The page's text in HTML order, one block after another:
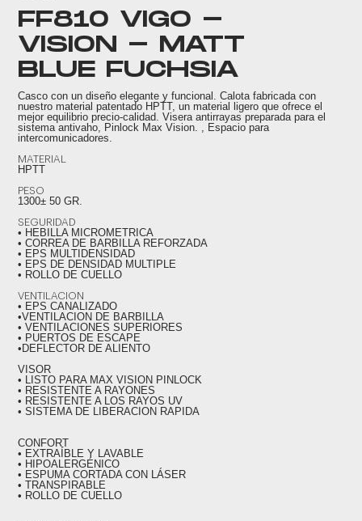
FF810 VIGO -
VISION - MATT
BLUE FUCHSIA
Casco con un diseño elegante y funcional. Calota fabricada con
nuestro material patentado HPTT, un material ligero que ofrece el
mejor equilibrio precio-calidad. Visera antirrayas preparada para el
sistema antivaho, Pinlock Max Vision. , Espacio para
intercomunicadores.
MATERIAL
HPTT
PESO
1300± 50 GR.
SEGURIDAD
• HEBILLA MICROMETRICA
• CORREA DE BARBILLA REFORZADA
• EPS MULTIDENSIDAD
• EPS DE DENSIDAD MULTIPLE
• ROLLO DE CUELLO
VENTILACION
• EPS CANALIZADO
•VENTILACION DE BARBILLA
• VENTILACIONES SUPERIORES
• PUERTOS DE ESCAPE
•DEFLECTOR DE ALIENTO
VISOR
• LISTO PARA MAX VISION PINLOCK
• RESISTENTE A RAYONES
• RESISTENTE A LOS RAYOS UV
• SISTEMA DE LIBERACION RAPIDA
CONFORT
• EXTRAÍBLE Y LAVABLE
• HIPOALERGÉNICO
• ESPUMA CORTADA CON LÁSER
• TRANSPIRABLE
• ROLLO DE CUELLO